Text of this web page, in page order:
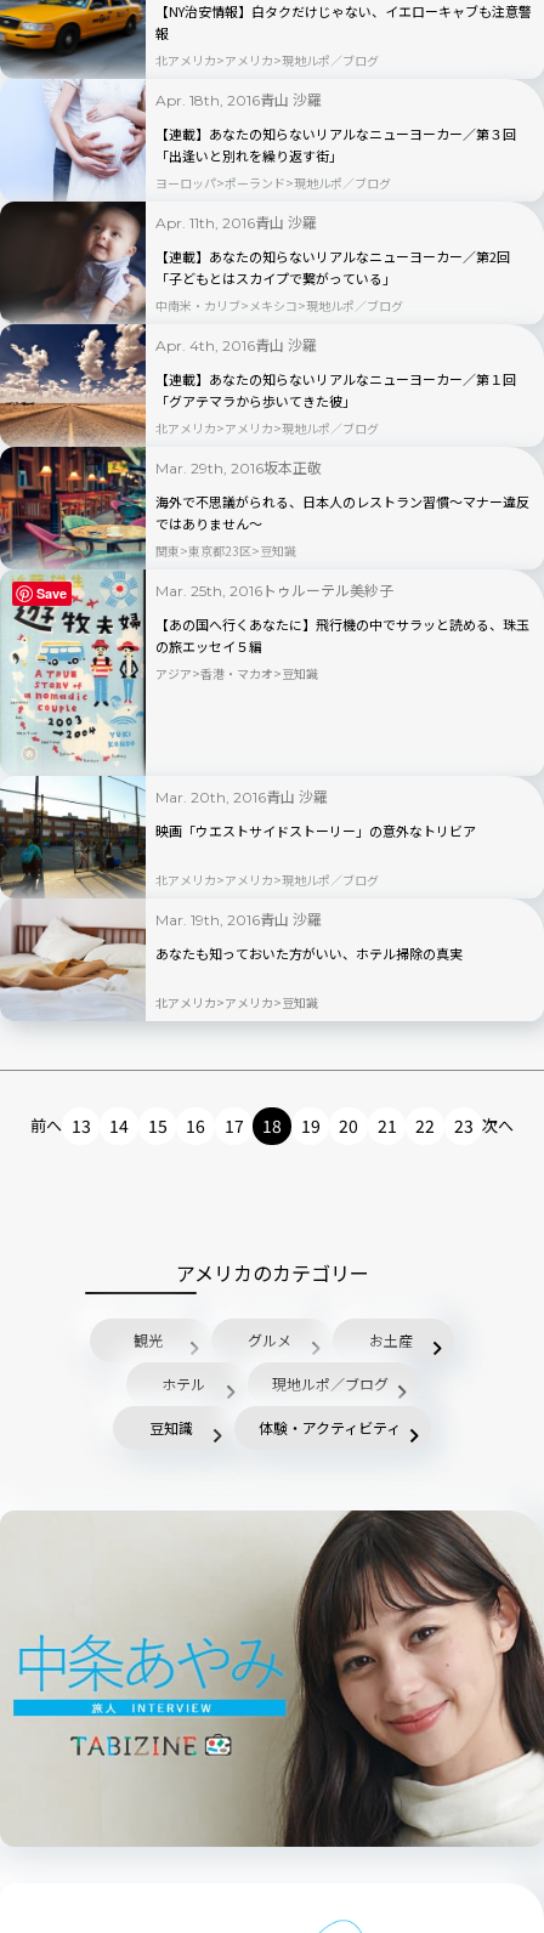
【NY治安情報】白タクだけじゃない、イエローキャブも注意警
報
北アメリカ アメリカ 現地ルポ／ブログ
Apr. 18th, 2016青山 沙羅
【連載】あなたの知らないリアルなニューヨーカー／第３回
「出逢いと別れを繰り返す街」
ヨーロッパ ポーランド 現地ルポ／ブログ
Apr. 11th, 2016青山 沙羅
【連載】あなたの知らないリアルなニューヨーカー／第2回
「子どもとはスカイプで繋がっている」
中南米・カリブ メキシコ 現地ルポ／ブログ
Apr. 4th, 2016青山 沙羅
【連載】あなたの知らないリアルなニューヨーカー／第１回
「グアテマラから歩いてきた彼」
北アメリカ アメリカ 現地ルポ／ブログ
Mar. 29th, 2016坂本正敬
海外で不思議がられる、日本人のレストラン習慣〜マナー違反
ではありません〜
関東 東京都23区 豆知識
Mar. 25th, 2016 トゥルーテル美紗子
【あの国へ行くあなたに】飛行機の中でサラッと読める、珠玉
の旅エッセイ５編
アジア 香港・マカオ 豆知識
Mar. 20th, 2016青山 沙羅
映画「ウエストサイドストーリー」の意外なトリビア
北アメリカ アメリカ 現地ルポ／ブログ
Mar. 19th, 2016青山 沙羅
あなたも知っておいた方がいい、ホテル掃除の真実
北アメリカ アメリカ 豆知識
前へ 13 14 15 16 17 18 19 20 21 22 23 次へ
アメリカのカテゴリー
観光 グルメ お土産
ホテル 現地ルポ／ブログ
豆知識 体験・アクティビティ
Save